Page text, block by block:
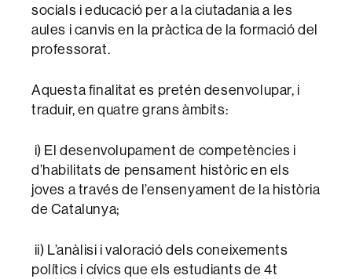
socials i educació per a la ciutadania a les
aules i canvis en la pràctica de la formació del
professorat.
Aquesta finalitat es pretén desenvolupar, i
traduir, en quatre grans àmbits:
i) El desenvolupament de competències i
d’habilitats de pensament històric en els
joves a través de l’ensenyament de la història
de Catalunya;
ii) L’anàlisi i valoració dels coneixements
polítics i cívics que els estudiants de 4t